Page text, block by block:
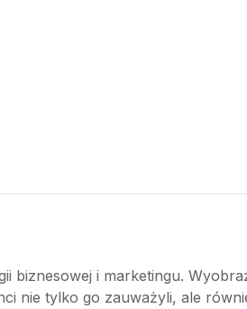
biznesowej i marketingu.
nie tylko go zauważyli, ale